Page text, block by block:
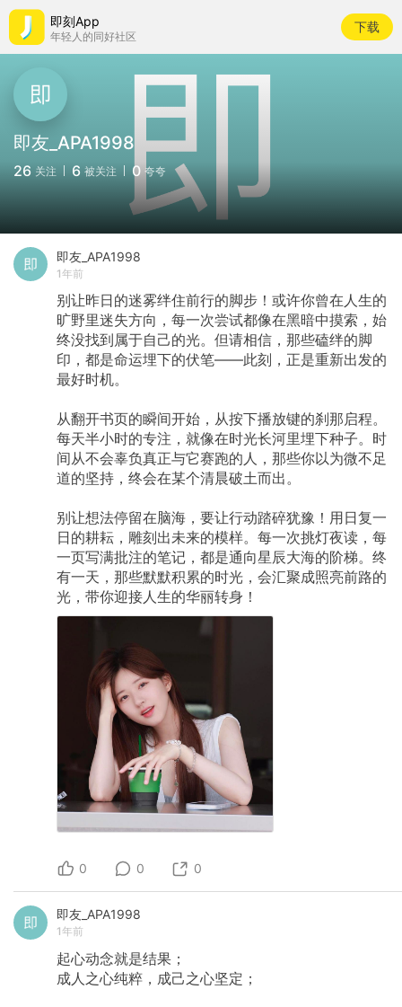
即刻App
年轻人的同好社区
下载
即友_APA1998
26 关注 6 被关注 0 夸夸
即友_APA1998
1年前
别让昨日的迷雾绊住前行的脚步！或许你曾在人生的
旷野里迷失方向，每一次尝试都像在黑暗中摸索，始
终没找到属于自己的光。但请相信，那些磕绊的脚
印，都是命运埋下的伏笔——此刻，正是重新出发的
最好时机。
从翻开书页的瞬间开始，从按下播放键的刹那启程。
每天半小时的专注，就像在时光长河里埋下种子。时
间从不会辜负真正与它赛跑的人，那些你以为微不足
道的坚持，终会在某个清晨破土而出。
别让想法停留在脑海，要让行动踏碎犹豫！用日复一
日的耕耘，雕刻出未来的模样。每一次挑灯夜读，每
一页写满批注的笔记，都是通向星辰大海的阶梯。终
有一天，那些默默积累的时光，会汇聚成照亮前路的
光，带你迎接人生的华丽转身！
0 0 0
即友_APA1998
1年前
起心动念就是结果；
成人之心纯粹，成己之心坚定；